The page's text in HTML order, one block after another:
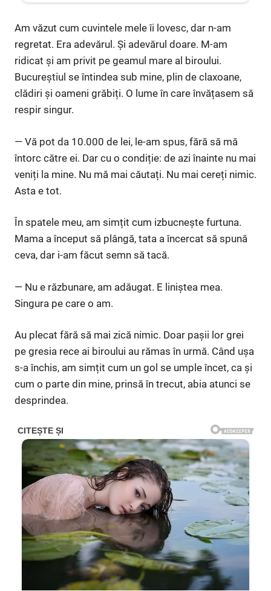
Am văzut cum cuvintele mele îi lovesc, dar n-am
regretat. Era adevărul. Și adevărul doare. M-am
ridicat și am privit pe geamul mare al biroului.
Bucureștiul se întindea sub mine, plin de claxoane,
clădiri și oameni grăbiți. O lume în care învățasem să
respir singur.
— Vă pot da 10.000 de lei, le-am spus, fără să mă
întorc către ei. Dar cu o condiție: de azi înainte nu mai
veniți la mine. Nu mă mai căutați. Nu mai cereți nimic.
Asta e tot.
În spatele meu, am simțit cum izbucnește furtuna.
Mama a început să plângă, tata a încercat să spună
ceva, dar i-am făcut semn să tacă.
— Nu e răzbunare, am adăugat. E liniștea mea.
Singura pe care o am.
Au plecat fără să mai zică nimic. Doar pașii lor grei
pe gresia rece ai biroului au rămas în urmă. Când ușa
s-a închis, am simțit cum un gol se umple încet, ca și
cum o parte din mine, prinsă în trecut, abia atunci se
desprindea.